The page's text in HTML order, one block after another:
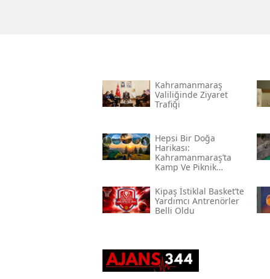
Kahramanmaraş
Valiliğinde Ziyaret
Trafiği
Hepsi Bir Doğa
Harikası:
Kahramanmaraş’ta
Kamp Ve Piknik
Güzel Alanlar
Kipaş İstiklal Basket’te
Yardımcı Antrenörler
Belli Oldu